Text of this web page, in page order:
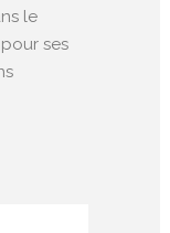
le
ses